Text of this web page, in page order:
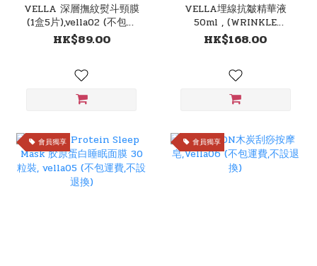
VELLA 深層撫紋熨斗頸膜
(1盒5片),vella02 (不包運
費,不設退換)
HK$89.00
VELLA埋線抗皺精華液
50ml , (WRINKLE
AMPOULE) Vella03 (不
包運費,不設退換)
HK$168.00
會員獨享 會員獨享